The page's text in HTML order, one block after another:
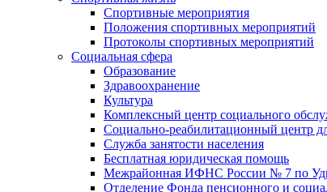
Спортивные мероприятия
Положения спортивных мероприятий
Протоколы спортивных мероприятий
Социальная сфера
Образование
Здравоохранение
Культура
Комплексный центр социального
Социально-реабилитационный центр
Служба занятости населения
Бесплатная юридическая помощь
Межрайонная ИФНС России № 7 по
Отделение Фонда пенсионного и